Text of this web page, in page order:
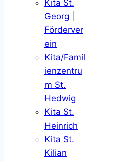
Kita St.
Georg
Förderver
ein
Kita/Famil
ienzentru
m St.
Hedwig
Kita St.
Heinrich
Kita St.
Kilian